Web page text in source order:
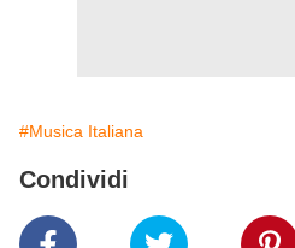
#Musica Italiana
Condividi